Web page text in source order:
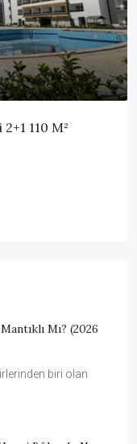
110 M²
Mı? (2026
biri olan